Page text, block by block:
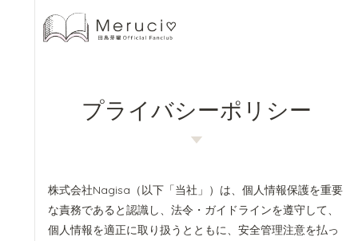
プライバシーポリシー
株式会社Nagisa（以下「当社」）は、個人情報保護を重要
な責務であると認識し、法令・ガイドラインを遵守して、
個人情報を適正に取り扱うとともに、安全管理注意を払っ